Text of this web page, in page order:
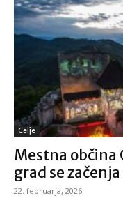
Celje
Mestna občina
grad se
22. februarja, 2026